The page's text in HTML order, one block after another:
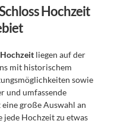
Hochzeit
liegen auf der
mit historischem
sowie
und umfassende
große Auswahl an
jede Hochzeit zu etwas